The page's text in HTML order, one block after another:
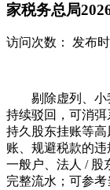
家税务总局
访问次数： 发布
剔除虚列、小
持续驳回，可消弭
持久股东挂账等
账、规避税款的违
一般户、法人 / 股
完整流水；可参考